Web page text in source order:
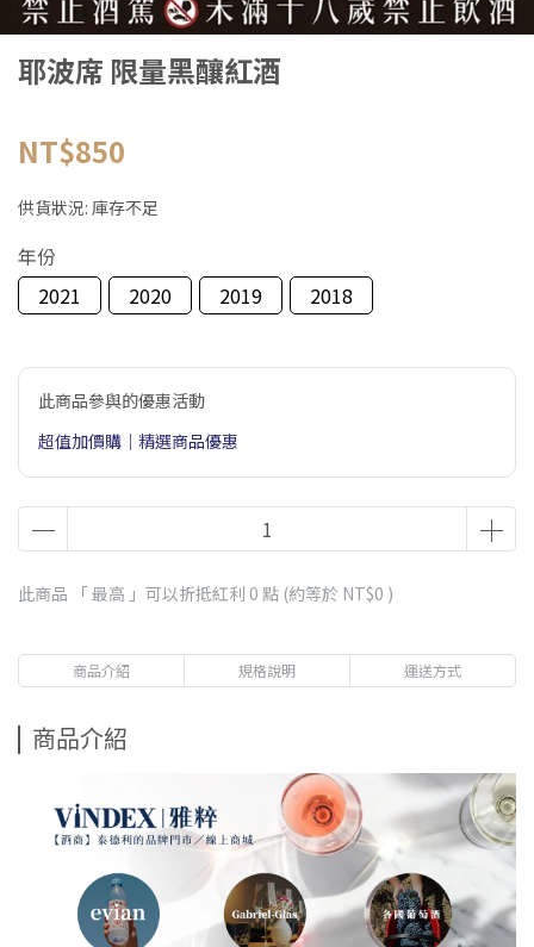
耶波席 限量黑釀紅酒
NT$850
供貨狀況: 庫存不足
年份
2021
2020 2019 2018
此商品參與的優惠活動
超值加價購｜精選商品優惠
此商品 「 最高 」可以折抵紅利 0 點 (約等於 NT$0 )
商品介紹 規格說明 運送方式
商品介紹